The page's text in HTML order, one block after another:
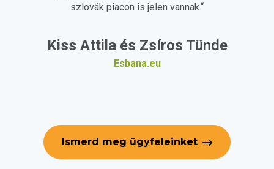
szlovák piacon is jelen vannak.“
Kiss Attila és Zsíros Tünde
Esbana.eu
Ismerd meg ügyfeleinket